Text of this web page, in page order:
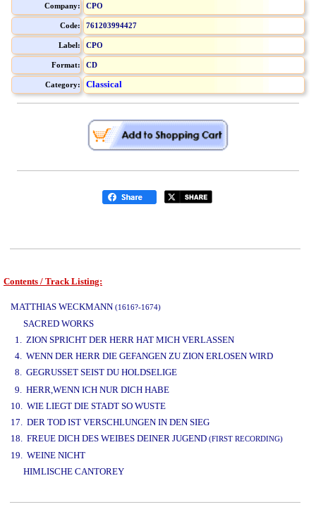
Company: CPO
Code: 761203994427
Label: CPO
Format: CD
Category: Classical
Contents / Track Listing:
MATTHIAS WECKMANN (1616?-1674)
SACRED WORKS
1. ZION SPRICHT DER HERR HAT MICH VERLASSEN
4. WENN DER HERR DIE GEFANGEN ZU ZION ERLOSEN WIRD
8. GEGRUSSET SEIST DU HOLDSELIGE
9. HERR,WENN ICH NUR DICH HABE
10. WIE LIEGT DIE STADT SO WUSTE
17. DER TOD IST VERSCHLUNGEN IN DEN SIEG
18. FREUE DICH DES WEIBES DEINER JUGEND (FIRST RECORDING)
19. WEINE NICHT
HIMLISCHE CANTOREY